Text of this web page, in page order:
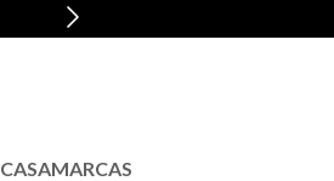
CASAMARCAS